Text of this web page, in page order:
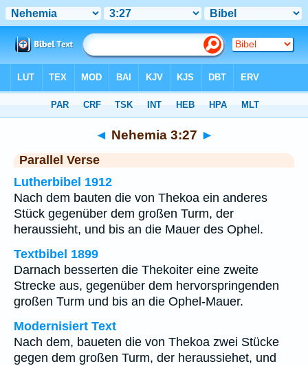
◄ Nehemia 3:27 ►
Parallel Verse
Lutherbibel 1912
Nach dem bauten die von Thekoa ein anderes
Stück gegenüber dem großen Turm, der
heraussieht, und bis an die Mauer des Ophel.
Textbibel 1899
Darnach besserten die Thekoiter eine zweite
Strecke aus, gegenüber dem hervorspringenden
großen Turm und bis an die Ophel-Mauer.
Modernisiert Text
Nach dem, baueten die von Thekoa zwei Stücke
gegen dem großen Turm, der heraussiehet, und